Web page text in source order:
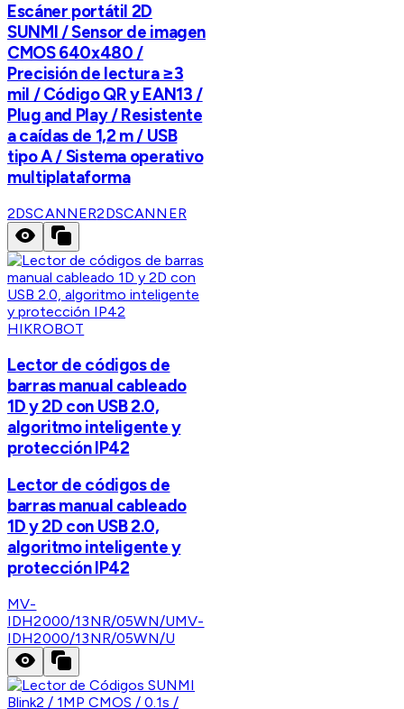
Escáner portátil 2D
SUNMI / Sensor de imagen
CMOS 640x480 /
Precisión de lectura ≥3
mil / Código QR y EAN13 /
Plug and Play / Resistente
a caídas de 1,2 m / USB
tipo A / Sistema operativo
multiplataforma
2DSCANNER2DSCANNER
HIKROBOT
Lector de códigos de
barras manual cableado
1D y 2D con USB 2.0,
algoritmo inteligente y
protección IP42
Lector de códigos de
barras manual cableado
1D y 2D con USB 2.0,
algoritmo inteligente y
protección IP42
MV-
IDH2000/13NR/05WN/UMV-
IDH2000/13NR/05WN/U